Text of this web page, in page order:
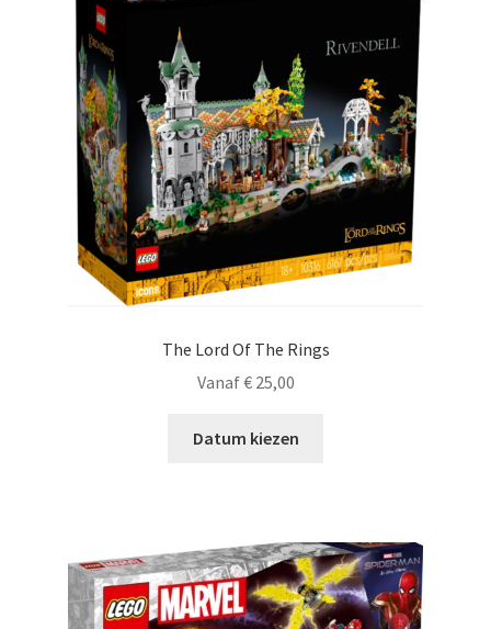
The Lord Of The Rings
Vanaf€25,00
Datum kiezen